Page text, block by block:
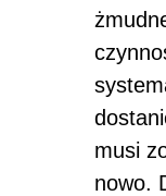
musi
nowo.